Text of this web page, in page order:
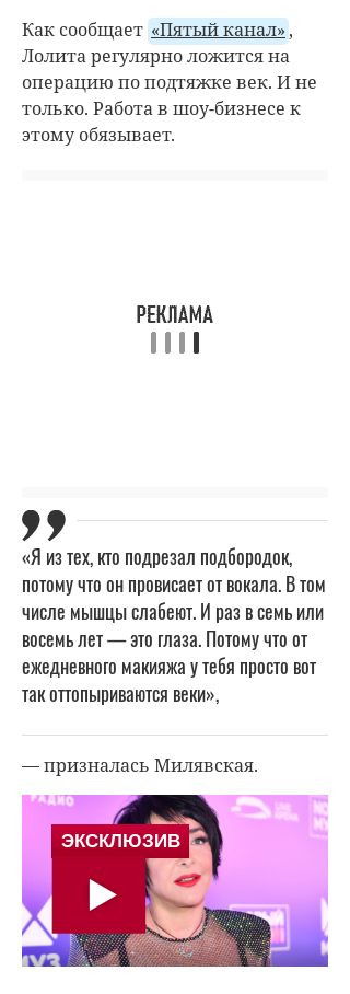
Как сообщает «Пятый канал» ,
Лолита регулярно ложится на
операцию по подтяжке век. И не
только. Работа в шоу-бизнесе к
этому обязывает.
«Я из тех, кто подрезал подбородок,
потому что он провисает от вокала. В том
числе мышцы слабеют. И раз в семь или
восемь лет — это глаза. Потому что от
ежедневного макияжа у тебя просто вот
так оттопыриваются веки»,
— призналась Милявская.